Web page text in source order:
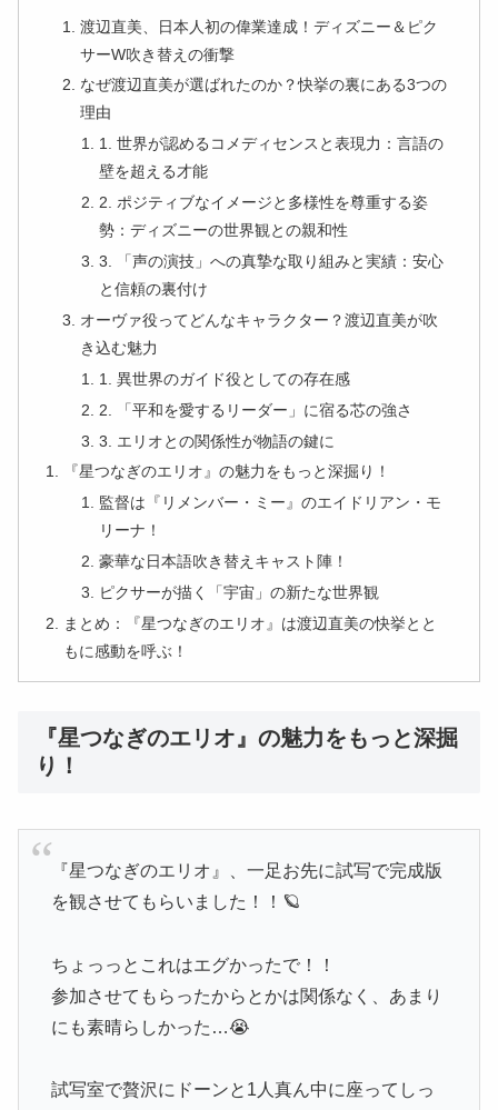
渡辺直美、日本人初の偉業達成！ディズニー＆ピク
サーW吹き替えの衝撃
なぜ渡辺直美が選ばれたのか？快挙の裏にある3つの
理由
1. 世界が認めるコメディセンスと表現力：言語の
壁を超える才能
2. ポジティブなイメージと多様性を尊重する姿
勢：ディズニーの世界観との親和性
3. 「声の演技」への真摯な取り組みと実績：安心
と信頼の裏付け
オーヴァ役ってどんなキャラクター？渡辺直美が吹
き込む魅力
1. 異世界のガイド役としての存在感
2. 「平和を愛するリーダー」に宿る芯の強さ
3. エリオとの関係性が物語の鍵に
『星つなぎのエリオ』の魅力をもっと深掘り！
監督は『リメンバー・ミー』のエイドリアン・モ
リーナ！
豪華な日本語吹き替えキャスト陣！
ピクサーが描く「宇宙」の新たな世界観
まとめ：『星つなぎのエリオ』は渡辺直美の快挙とと
もに感動を呼ぶ！
『星つなぎのエリオ』の魅力をもっと深掘
り！
『星つなぎのエリオ』、一足お先に試写で完成版
を観させてもらいました！！🪐
ちょっっとこれはエグかったで！！
参加させてもらったからとかは関係なく、あまり
にも素晴らしかった…😭
試写室で贅沢にドーンと1人真ん中に座ってしっ